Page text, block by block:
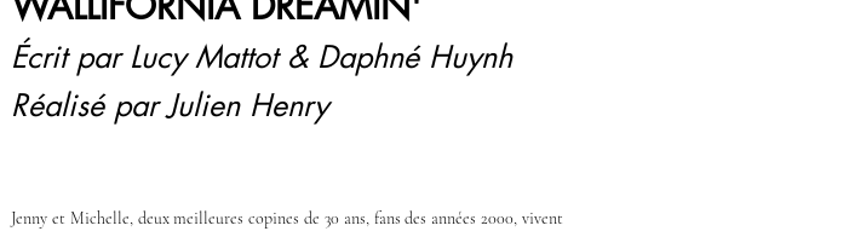
Écrit par Lucy Mattot & Daphné Huynh
Réalisé par Julien Henry
Jenny et Michelle, deux meilleures copines de 30 ans, fans des années 2000, vivent